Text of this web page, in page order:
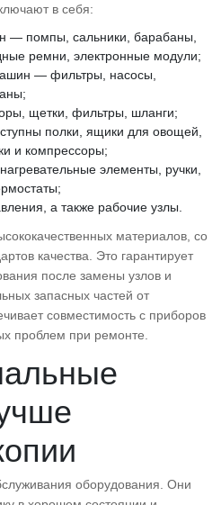
в себя:
— помпы, сальники, барабаны,
ремни, электронные модули;
— фильтры, насосы,
щетки, фильтры, шланги;
полки, ящики для овощей,
и компрессоры;
элементы, ручки,
а также рабочие узлы.
материалов, со
качества. Это гарантирует
после замены узлов и
запасных частей от
совместимость с приборов
проблем при ремонте.
оборудования. Они